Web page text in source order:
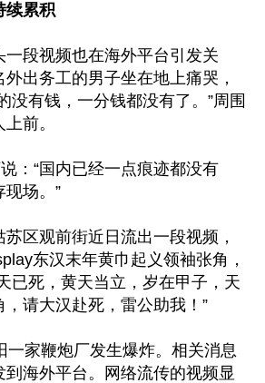
续累积
一段视频也在海外平台引发关
出务工的男子坐在地上痛哭，
没有钱，一分钱都没有了。”周围
前。
：“国内已经一点痕迹都没有
场。”
区观前街近日流出一段视频，
东汉末年黄巾起义领袖张角，
已死，黄天当立，岁在甲子，天
请大汉赴死，雷公助我！”
一家鞭炮厂发生爆炸。相关消息
海外平台。网络流传的视频显